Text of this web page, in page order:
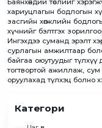
Баянхөндий төслийг
хариуцлагын бодлогын
засгийн хөгжлийн
хүчнийг бэлтгэх
Ингэхдээ суманд эрэлт
сурлагын амжилтаар
байгаа оюутуудыг
тогтвортой ажиллаж, сум
оруулахад түлхэц болно
Категори